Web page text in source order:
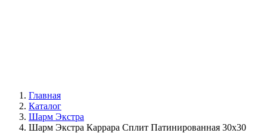
Главная
Каталог
Шарм Экстра
Шарм Экстра Каррара Сплит Патинированная 30x30